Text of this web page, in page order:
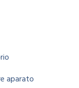
aparato